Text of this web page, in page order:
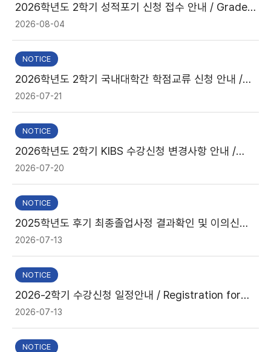
2026학년도 2학기 성적포기 신청 접수 안내 / Grade
Cancellation Application Guide for 2026
2026-08-04
NOTICE
2026학년도 2학기 국내대학간 학점교류 신청 안내 /
Notice on Cross-Registration at Domestic
2026-07-21
NOTICE
2026학년도 2학기 KIBS 수강신청 변경사항 안내 /
2026-2nd Semester KIBS Course Registration
2026-07-20
NOTICE
2025학년도 후기 최종졸업사정 결과확인 및 이의신청
안내 / Final Graduation Evaluation Results and
2026-07-13
NOTICE
2026-2학기 수강신청 일정안내 / Registration for
Fall 2026
2026-07-13
NOTICE